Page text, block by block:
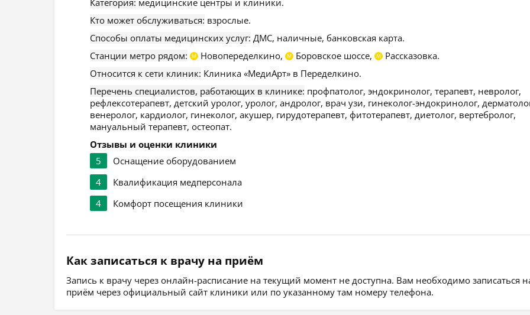
Кто может обслуживаться: взрослые.
Способы оплаты медицинских услуг: ДМС, наличные, банковская карта.
Станции метро рядом:
М Новопеределкино, М Боровское шоссе, М
Рассказовка.
Относится к сети клиник: Клиника «МедиАрт» в Переделкино.
Перечень специалистов, работающих в клинике: профпатолог, эндокринолог, терапевт, невролог,
рефлексотерапевт, детский уролог, уролог, андролог, врач узи, гинеколог-эндокринолог,
венеролог, кардиолог, гинеколог, акушер, гирудотерапевт, фитотерапевт, диетолог, вертебролог,
мануальный терапевт, остеопат.
Отзывы и оценки клиники
5
Оснащение оборудованием
4
Квалификация медперсонала
4
Комфорт посещения клиники
Как записаться к врачу на приём
Запись к врачу через онлайн-расписание на текущий момент не доступна. Вам необходимо записаться
приём через официальный сайт клиники или по указанному там номеру телефона.